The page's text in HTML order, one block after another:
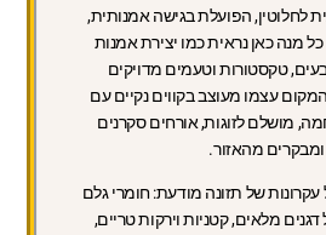
לחלוטין, הפועלת בגישה אמנותית,
כל מנה כאן נראית כמו יצירת אמנות
טקסטורות וטעמים מדויקים
עצמו מעוצב בקווים נקיים עם
מושלם לזוגות, אורחים סקרנים
ומבקרים מהאזור.
של תזונה מודעת: חומרי גלם
דגנים מלאים, קטניות וירקות טריים,